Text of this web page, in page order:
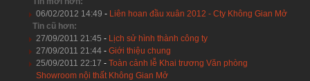
06/02/2012 14:49 - Liên hoan đầu xuân 2012 - Cty Không Gian Mở
Tin cũ hơn:
27/09/2011 21:45 - Lịch sử hình thành công ty
27/09/2011 21:44- Giới thiệu chung
25/09/2011 22:17 - Toàn cảnh lễ Khai trương Văn phòng
Showroom nội thất Không Gian Mở